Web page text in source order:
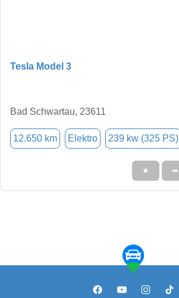
Tesla Model 3
Bad Schwartau, 23611
12.650 km Elektro 239 kw (325 PS)
★ ➦